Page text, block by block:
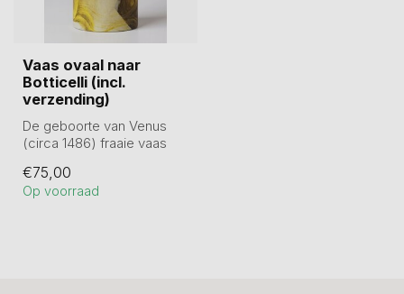
Vaas ovaal naar
Botticelli (incl.
verzending)
De geboorte van Venus
(circa 1486) fraaie vaas
10 cm d...
€75,00
Op voorraad